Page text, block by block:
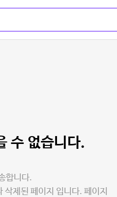
수 없습니다.
합니다.
제된 페이지 입니다. 페이지